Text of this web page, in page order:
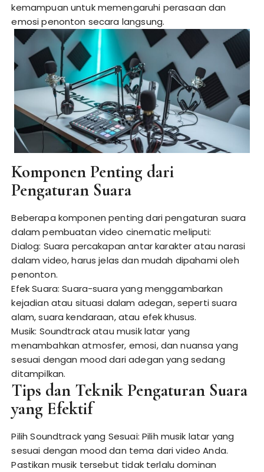
kemampuan untuk memengaruhi perasaan dan
emosi penonton secara langsung.
Komponen Penting dari
Pengaturan Suara
Beberapa komponen penting dari pengaturan suara
dalam pembuatan video cinematic meliputi:
Dialog: Suara percakapan antar karakter atau narasi
dalam video, harus jelas dan mudah dipahami oleh
penonton.
Efek Suara: Suara-suara yang menggambarkan
kejadian atau situasi dalam adegan, seperti suara
alam, suara kendaraan, atau efek khusus.
Musik: Soundtrack atau musik latar yang
menambahkan atmosfer, emosi, dan nuansa yang
sesuai dengan mood dari adegan yang sedang
ditampilkan.
Tips dan Teknik Pengaturan Suara
yang Efektif
Pilih Soundtrack yang Sesuai: Pilih musik latar yang
sesuai dengan mood dan tema dari video Anda.
Pastikan musik tersebut tidak terlalu dominan